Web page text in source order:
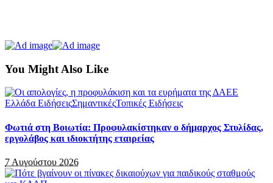
You Might Also Like
Ελλάδα ΕιδήσειςΣημαντικέςΤοπικές Ειδήσεις
Φωτιά στη Βοιωτία: Προφυλακίστηκαν ο δήμαρχος Στυλίδας,
εργολάβος και ιδιοκτήτης εταιρείας
7 Αυγούστου 2026